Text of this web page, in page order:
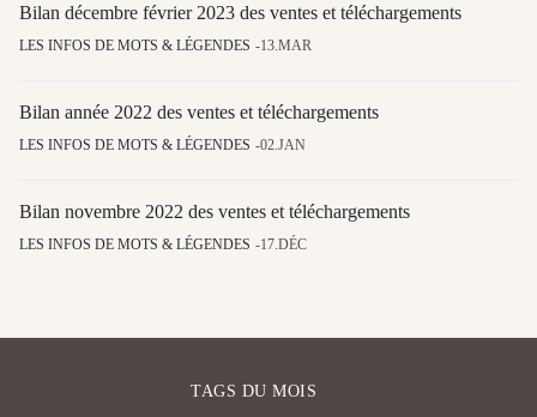
Bilan décembre février 2023 des ventes et téléchargements
LES INFOS DE MOTS & LÉGENDES 13.MAR
Bilan année 2022 des ventes et téléchargements
LES INFOS DE MOTS & LÉGENDES 02.JAN
Bilan novembre 2022 des ventes et téléchargements
LES INFOS DE MOTS & LÉGENDES 17.DÉC
TAGS DU MOIS